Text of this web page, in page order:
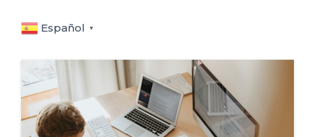
SU ESPACIO
Español ▼